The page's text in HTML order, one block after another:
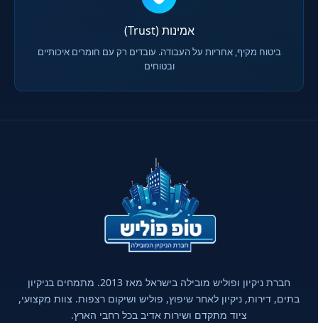
אמינות (Trust)
ביטוח מקיף, אחריות על העבודה. עובדים רק עם חומרים איכותיים
ובטוחים
חברת ניקיון ופוליש מובילה בישראל מאז 2013. מתמחים בניקיון
בתים, דירות, ניקיון לאחר שיפוץ, פוליש ושיקום רצפות. צוות מקצועי,
ציוד מתקדם ושירות אדיב בכל רחבי הארץ.